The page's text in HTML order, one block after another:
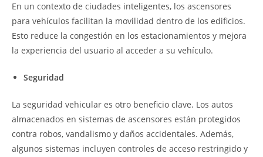
En un contexto de ciudades inteligentes, los ascensores
para vehículos facilitan la movilidad dentro de los edificios.
Esto reduce la congestión en los estacionamientos y mejora
la experiencia del usuario al acceder a su vehículo.
Seguridad
La seguridad vehicular es otro beneficio clave. Los autos
almacenados en sistemas de ascensores están protegidos
contra robos, vandalismo y daños accidentales. Además,
algunos sistemas incluyen controles de acceso restringido y